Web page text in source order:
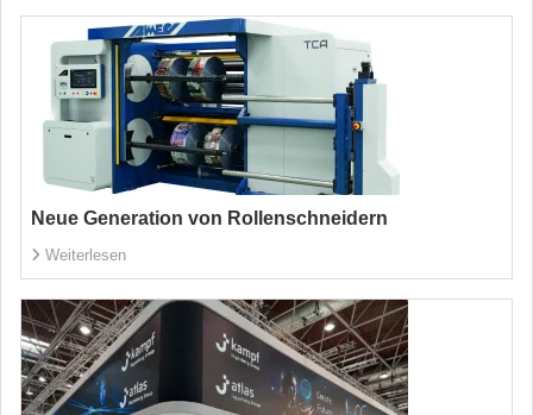
Neue Generation von Rollenschneidern
Weiterlesen